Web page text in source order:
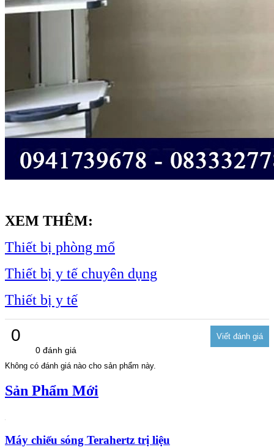
XEM THÊM:
Thiết bị phòng mổ
Thiết bị y tế chuyên dụng
Thiết bị y tế
0
0 đánh giá
Không có đánh giá nào cho sản phẩm này.
Sản Phẩm Mới
Máy chiếu sóng Terahertz trị liệu